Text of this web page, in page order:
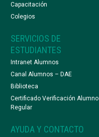
Capacitación
Colegios
SERVICIOS DE
ESTUDIANTES
Intranet Alumnos
Canal Alumnos – DAE
Biblioteca
Certificado Verificación Alumno
Regular
AYUDA Y CONTACTO